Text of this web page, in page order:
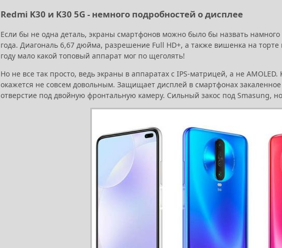
Redmi K30 и K30 5G - немного подробностей о дисплее
Если бы не одна деталь, экраны смартфонов можно было бы назвать
года. Диагональ 6,67 дюйма, разрешение Full HD+, а также вишенка на
году мало какой топовый аппарат мог по щеголять!
Но не все так просто, ведь экраны в аппаратах с IPS-матрицей, а не
окажется не совсем довольным. Защищает дисплей в смартфонах
отверстие под двойную фронтальную камеру. Сильный закос под Smasung,